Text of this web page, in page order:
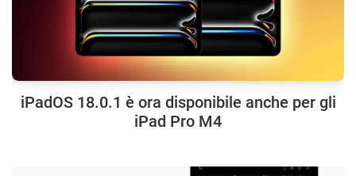
iPadOS 18.0.1 è ora disponibile anche per gli
iPad Pro M4